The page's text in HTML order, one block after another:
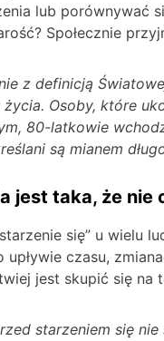
lub porównywać
Społecznie
z definicją
życia. Osoby, które
80-latkowie
są mianem
jest taka, że nie
się” u wielu
upływie czasu,
jest skupić się na
starzeniem się nie